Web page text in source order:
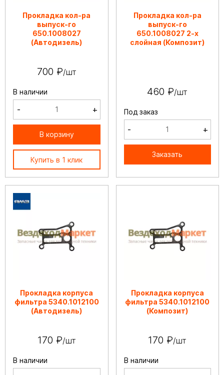
Прокладка кол-ра
выпуск-го
650.1008027
(Автодизель)
700 ₽/шт
В наличии
- +
В корзину
Купить в 1 клик
Прокладка кол-ра
выпуск-го
650.1008027 2-х
слойная (Композит)
460 ₽/шт
Под заказ
- +
Заказать
Прокладка корпуса
фильтра 5340.1012100
(Автодизель)
170 ₽/шт
В наличии
Прокладка корпуса
фильтра 5340.1012100
(Композит)
170 ₽/шт
В наличии